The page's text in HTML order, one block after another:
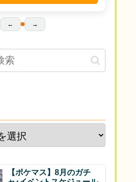
← →
【ポケマス】8月のガチ